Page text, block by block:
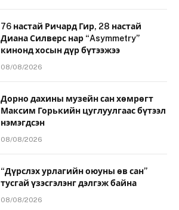
76 настай Ричард Гир, 28 настай
Диана Силверс нар “Asymmetry”
кинонд хосын дүр бүтээжээ
08/08/2026
Дорно дахины музейн сан хөмрөгт
Максим Горькийн цуглуулгаас бүтээл
нэмэгдсэн
08/08/2026
“Дүрслэх урлагийн оюуны өв сан”
тусгай үзэсгэлэнг дэлгэж байна
08/08/2026